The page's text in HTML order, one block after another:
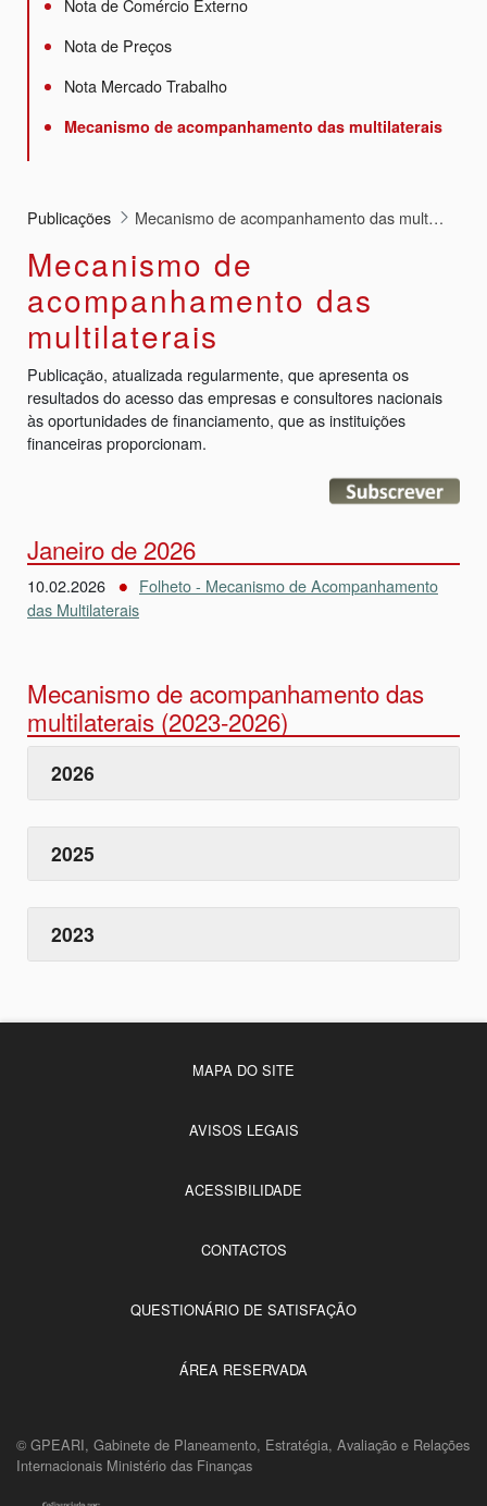
Nota de Comércio Externo
Nota de Preços
Nota Mercado Trabalho
Mecanismo de acompanhamento das multilaterais
Publicações Mecanismo de acompanhamento das multilaterais
Mecanismo de
acompanhamento das
multilaterais
Publicação, atualizada regularmente, que apresenta os
resultados do acesso das empresas e consultores nacionais
às oportunidades de financiamento, que as instituições
financeiras proporcionam.
Janeiro de 2026
10.02.2026
Folheto - Mecanismo de Acompanhamento
das Multilaterais
Mecanismo de acompanhamento das
multilaterais (2023-2026)
2026
2025
2023
MAPA DO SITE
AVISOS LEGAIS
ACESSIBILIDADE
CONTACTOS
QUESTIONÁRIO DE SATISFAÇÃO
ÁREA RESERVADA
© GPEARI, Gabinete de Planeamento, Estratégia, Avaliação e Relações
Internacionais Ministério das Finanças